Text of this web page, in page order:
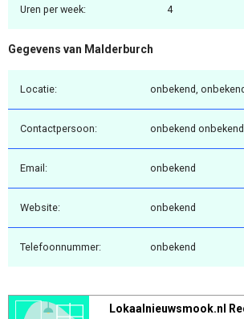
Uren per week: 4
Gegevens van Malderburch
Locatie: onbekend,
Contactpersoon: onbekend onbekend
Email: onbekend
Website: onbekend
Telefoonnummer: onbekend
Lokaalnieuwsmook.nl